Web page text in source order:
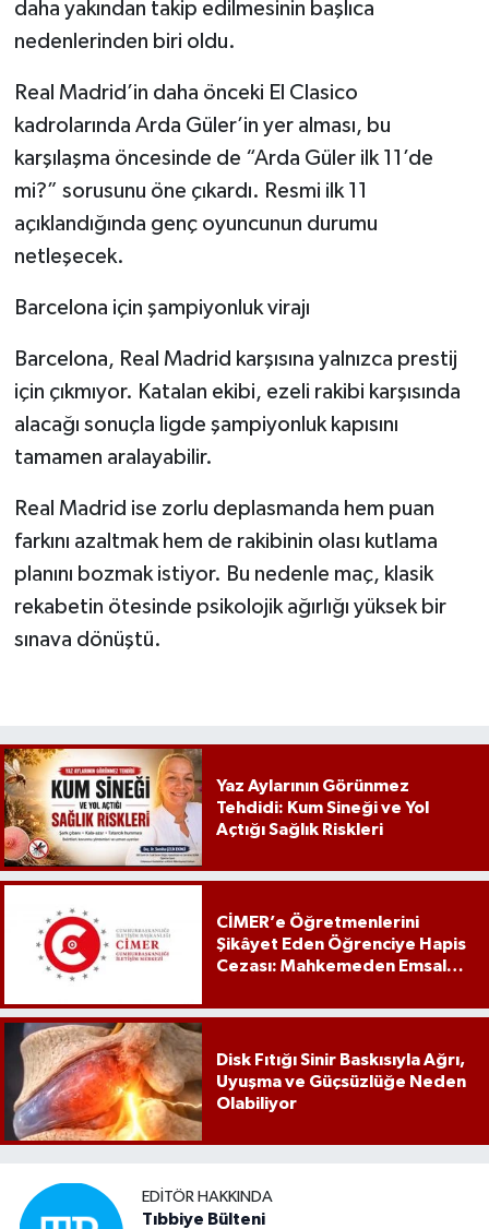
daha yakından takip edilmesinin başlıca
nedenlerinden biri oldu.
Real Madrid’in daha önceki El Clasico
kadrolarında Arda Güler’in yer alması, bu
karşılaşma öncesinde de “Arda Güler ilk 11’de
mi?” sorusunu öne çıkardı. Resmi ilk 11
açıklandığında genç oyuncunun durumu
netleşecek.
Barcelona için şampiyonluk virajı
Barcelona, Real Madrid karşısına yalnızca prestij
için çıkmıyor. Katalan ekibi, ezeli rakibi karşısında
alacağı sonuçla ligde şampiyonluk kapısını
tamamen aralayabilir.
Real Madrid ise zorlu deplasmanda hem puan
farkını azaltmak hem de rakibinin olası kutlama
planını bozmak istiyor. Bu nedenle maç, klasik
rekabetin ötesinde psikolojik ağırlığı yüksek bir
sınava dönüştü.
Yaz Aylarının Görünmez
Tehdidi: Kum Sineği ve Yol
Açtığı Sağlık Riskleri
CİMER’e Öğretmenlerini
Şikâyet Eden Öğrenciye Hapis
Cezası: Mahkemeden Emsal
Disk Fıtığı Sinir Baskısıyla Ağrı,
Uyuşma ve Güçsüzlüğe Neden
Olabiliyor
EDITÖR HAKKINDA
Tıbbiye Bülteni